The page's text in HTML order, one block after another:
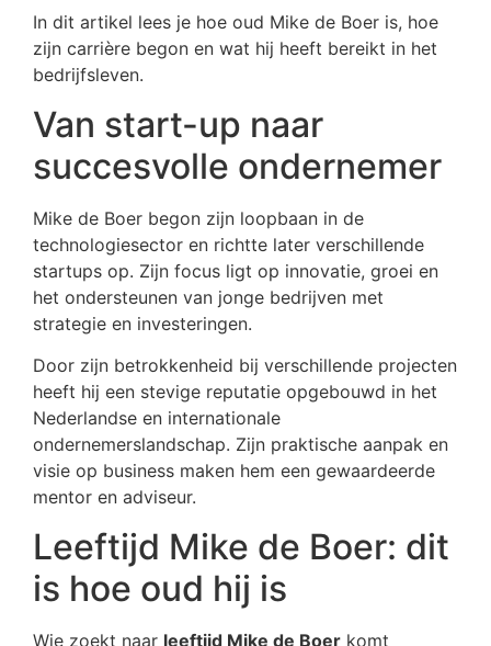
In dit artikel lees je hoe oud Mike de Boer is, hoe
zijn carrière begon en wat hij heeft bereikt in het
bedrijfsleven.
Van start-up naar
succesvolle ondernemer
Mike de Boer begon zijn loopbaan in de
technologiesector en richtte later verschillende
startups op. Zijn focus ligt op innovatie, groei en
het ondersteunen van jonge bedrijven met
strategie en investeringen.
Door zijn betrokkenheid bij verschillende projecten
heeft hij een stevige reputatie opgebouwd in het
Nederlandse en internationale
ondernemerslandschap. Zijn praktische aanpak en
visie op business maken hem een gewaardeerde
mentor en adviseur.
Leeftijd Mike de Boer: dit
is hoe oud hij is
Wie zoekt naar leeftijd Mike de Boer komt